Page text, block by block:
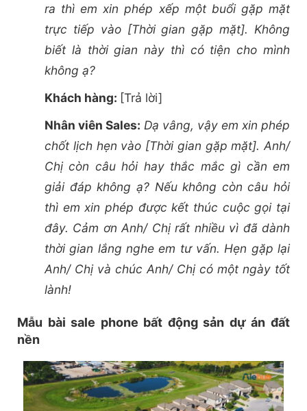
ra thì em xin phép xếp một buổi gặp mặt
trực tiếp vào [Thời gian gặp mặt]. Không
biết là thời gian này thì có tiện cho mình
không ạ?
Khách hàng: [Trả lời]
Nhân viên Sales: Dạ vâng, vậy em xin phép
chốt lịch hẹn vào [Thời gian gặp mặt]. Anh/
Chị còn câu hỏi hay thắc mắc gì cần em
giải đáp không ạ? Nếu không còn câu hỏi
thì em xin phép được kết thúc cuộc gọi tại
đây. Cảm ơn Anh/ Chị rất nhiều vì đã dành
thời gian lắng nghe em tư vấn. Hẹn gặp lại
Anh/ Chị và chúc Anh/ Chị có một ngày tốt
lành!
Mẫu bài sale phone bất động sản dự án đất
nền